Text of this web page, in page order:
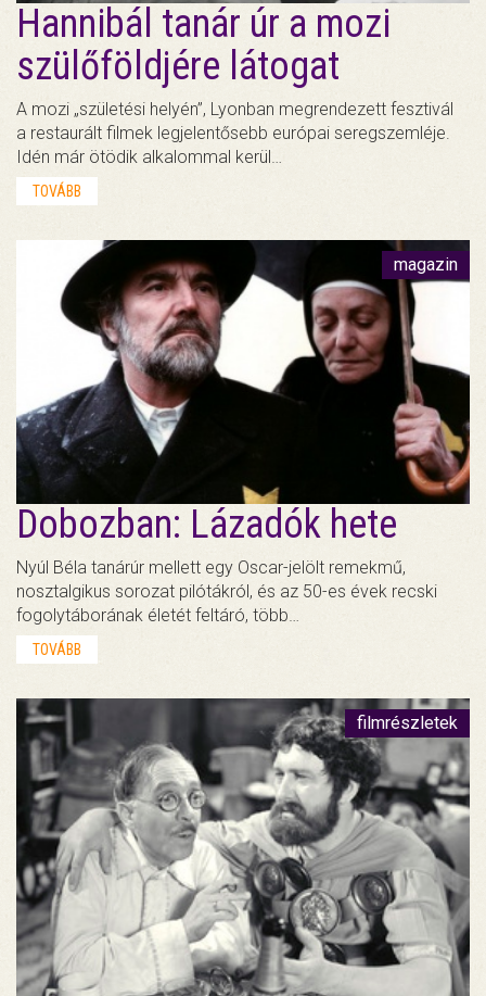
Hannibál tanár úr a mozi
szülőföldjére látogat
A mozi „születési helyén”, Lyonban megrendezett fesztivál
a restaurált filmek legjelentősebb európai seregszemléje.
Idén már ötödik alkalommal kerül…
TOVÁBB
magazin
Dobozban: Lázadók hete
Nyúl Béla tanárúr mellett egy Oscar-jelölt remekmű,
nosztalgikus sorozat pilótákról, és az 50-es évek recski
fogolytáborának életét feltáró, több…
TOVÁBB
filmrészletek